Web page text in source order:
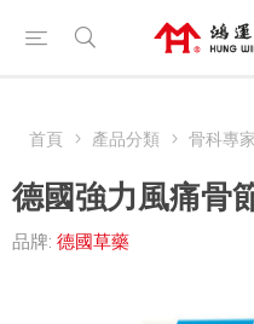
首頁 產品分類 骨科專家
德國強力風痛骨
品牌: 德國草藥